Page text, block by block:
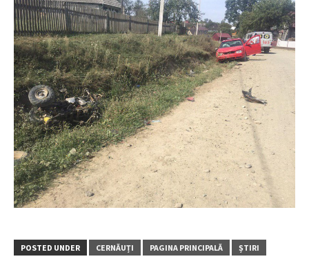
POSTED UNDER CERNĂUȚI PAGINA PRINCIPALĂ ȘTIRI